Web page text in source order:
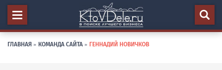
ГЛАВНАЯ » КОМАНДА САЙТА » ГЕННАДИЙ НОВИЧКОВ